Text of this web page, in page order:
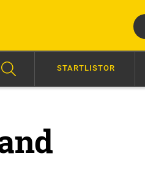
8 APEX ETTA PÅ MÅLFOTO
STARTLISTOR